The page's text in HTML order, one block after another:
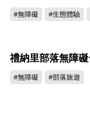
#無障礙 #生態體驗
禮納里部落無障
#無障礙 #部落旅遊